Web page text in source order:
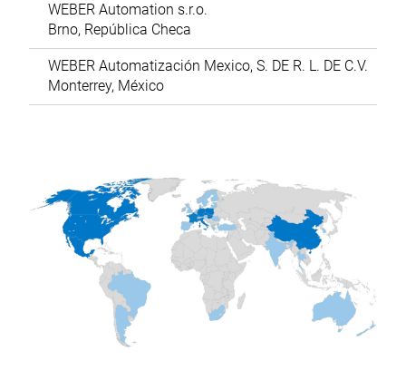
WEBER Automation s.r.o.
Brno, República Checa
WEBER Automatización Mexico, S. DE R. L. DE C.V.
Monterrey, México